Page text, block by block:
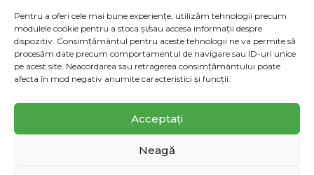
Pentru a oferi cele mai bune experiențe, utilizăm tehnologii precum
modulele cookie pentru a stoca și/sau accesa informații despre
dispozitiv. Consimțământul pentru aceste tehnologii ne va permite să
procesăm date precum comportamentul de navigare sau ID-uri unice
pe acest site. Neacordarea sau retragerea consimțământului poate
afecta în mod negativ anumite caracteristici și funcții.
Acceptați
Neagă
REȚELE SOCIALE